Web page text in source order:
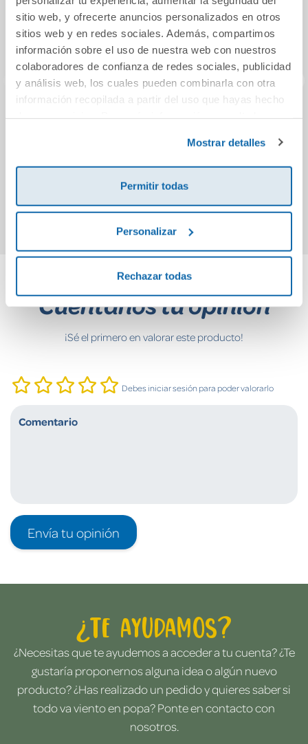
sitio web, y ofrecerte anuncios personalizados en otros
sitios web y en redes sociales. Además, compartimos
información sobre el uso de nuestra web con nuestros
colaboradores de confianza de redes sociales, publicidad
y análisis web, los cuales pueden combinarla con otra
información recopilada a partir del uso que hayas hecho
Mostrar detalles
Permitir todas
Personalizar
Rechazar todas
Conecta con la
10,95€
Comprar
Homo Deus
Verano)
8,95€
Comprar
Los
Cuéntanos tu opinión
¡Sé el primero en valorar este producto!
Debes iniciar sesión para poder valorarlo
Envía tu opinión
¿Te ayudamos?
¿Necesitas que te ayudemos a acceder a tu cuenta? ¿Te
gustaría proponernos alguna idea o algún nuevo
producto? ¿Has realizado un pedido y quieres saber si
todo va viento en popa? Ponte en contacto con
nosotros.